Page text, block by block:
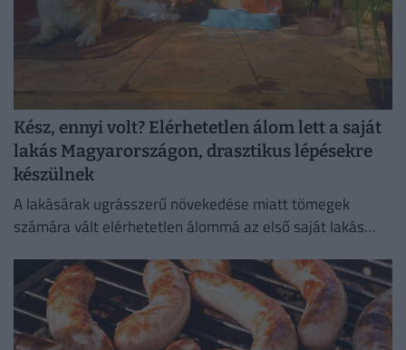
Kész, ennyi volt? Elérhetetlen álom lett a saját
lakás Magyarországon, drasztikus lépésekre
készülnek
A lakásárak ugrásszerű növekedése miatt tömegek
számára vált elérhetetlen álommá az első saját lakás